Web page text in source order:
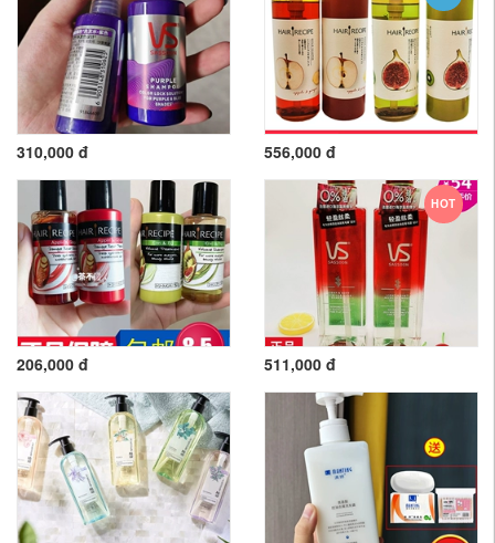
310,000 đ 556,000 đ
206,000 đ
HOT
511,000 đ